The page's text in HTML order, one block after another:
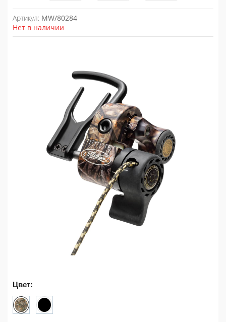
Артикул: MW/80284
Нет в наличии
Цвет: